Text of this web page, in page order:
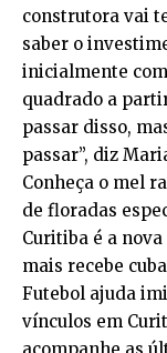
construtora vai
saber o
inicialmente
quadrado a
passar disso,
passar”, diz
Conheça o mel
de floradas
Curitiba é a
mais recebe
Futebol ajuda
vínculos em
acompanhe as